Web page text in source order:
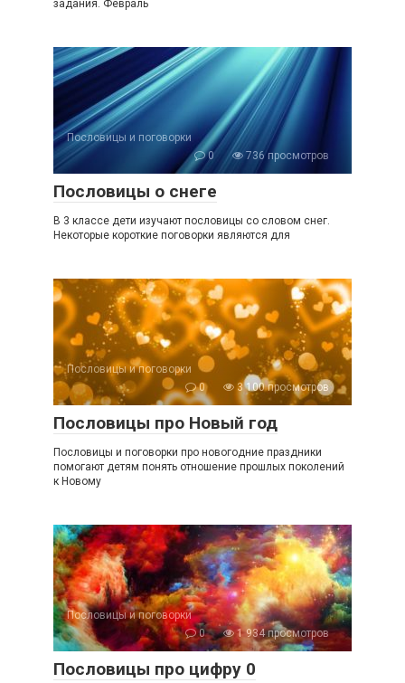
задания. Февраль
Пословицы и поговорки
0
736 просмотров
Пословицы о снеге
В 3 классе дети изучают пословицы со словом снег.
Некоторые короткие поговорки являются для
Пословицы и поговорки
0
3 100 просмотров
Пословицы про Новый год
Пословицы и поговорки про новогодние праздники
помогают детям понять отношение прошлых поколений
к Новому
Пословицы и поговорки
0
1 934 просмотров
Пословицы про цифру 0